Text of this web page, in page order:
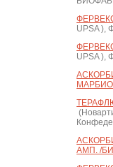
UPSA
UPSA
АМП. /